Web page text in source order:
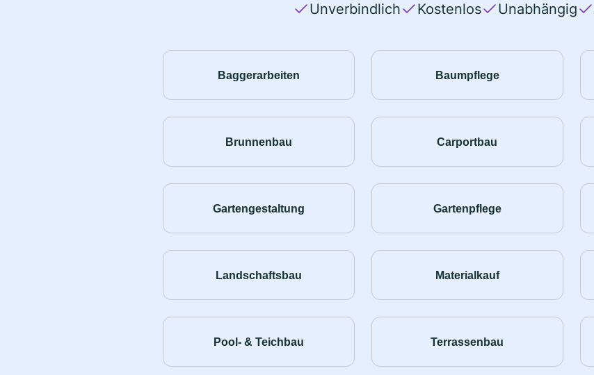
Unverbindlich Kostenlos Unabhängig
Baggerarbeiten Baumpflege
Brunnenbau Carportbau
Gartengestaltung Gartenpflege
Landschaftsbau Materialkauf
Pool- & Teichbau Terrassenbau